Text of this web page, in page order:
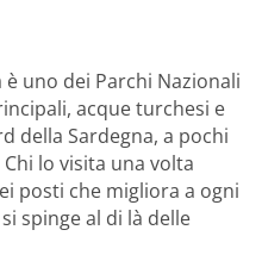
è uno dei Parchi Nazionali
acque turchesi e
della Sardegna, a pochi
lo visita una volta
posti che migliora a ogni
spinge al di là delle